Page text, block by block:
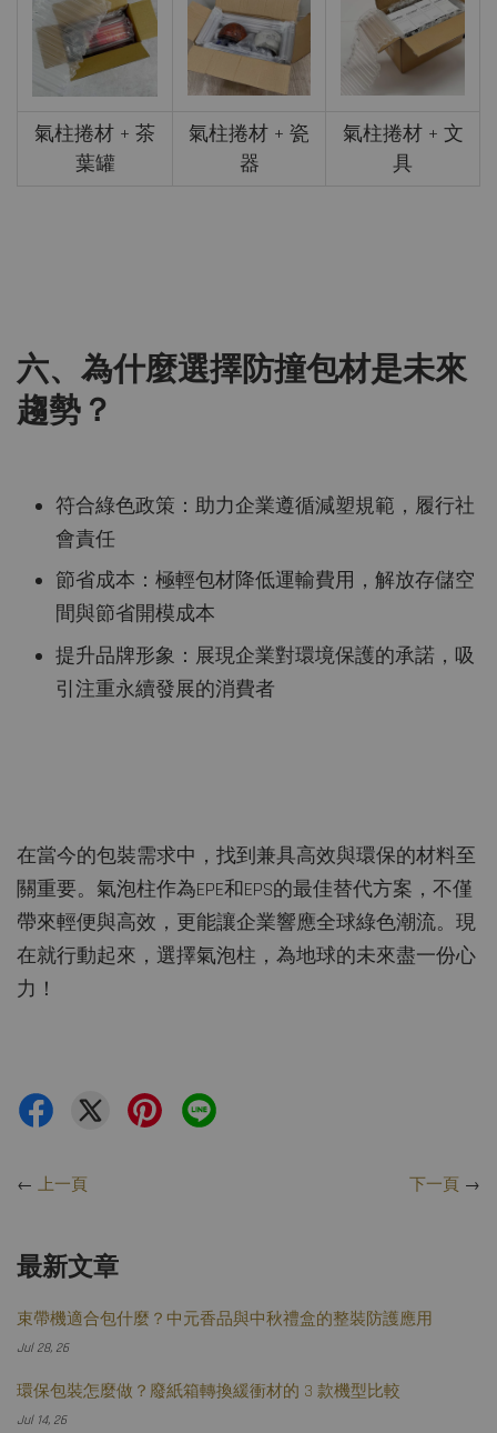
氣柱捲材 + 茶
葉罐
氣柱捲材 + 瓷
器
氣柱捲材 + 文
具
六、為什麼選擇防撞包材是未來
趨勢？
符合綠色政策：助力企業遵循減塑規範，履行社
會責任
節省成本：極輕包材降低運輸費用，解放存儲空
間與節省開模成本
提升品牌形象：展現企業對環境保護的承諾，吸
引注重永續發展的消費者
在當今的包裝需求中，找到兼具高效與環保的材料至
關重要。氣泡柱作為EPE和EPS的最佳替代方案，不僅
帶來輕便與高效，更能讓企業響應全球綠色潮流。現
在就行動起來，選擇氣泡柱，為地球的未來盡一份心
力！
← 上一頁 下一頁 →
最新文章
束帶機適合包什麼？中元香品與中秋禮盒的整裝防護應用
Jul 28, 26
環保包裝怎麼做？廢紙箱轉換緩衝材的 3 款機型比較
Jul 14, 26